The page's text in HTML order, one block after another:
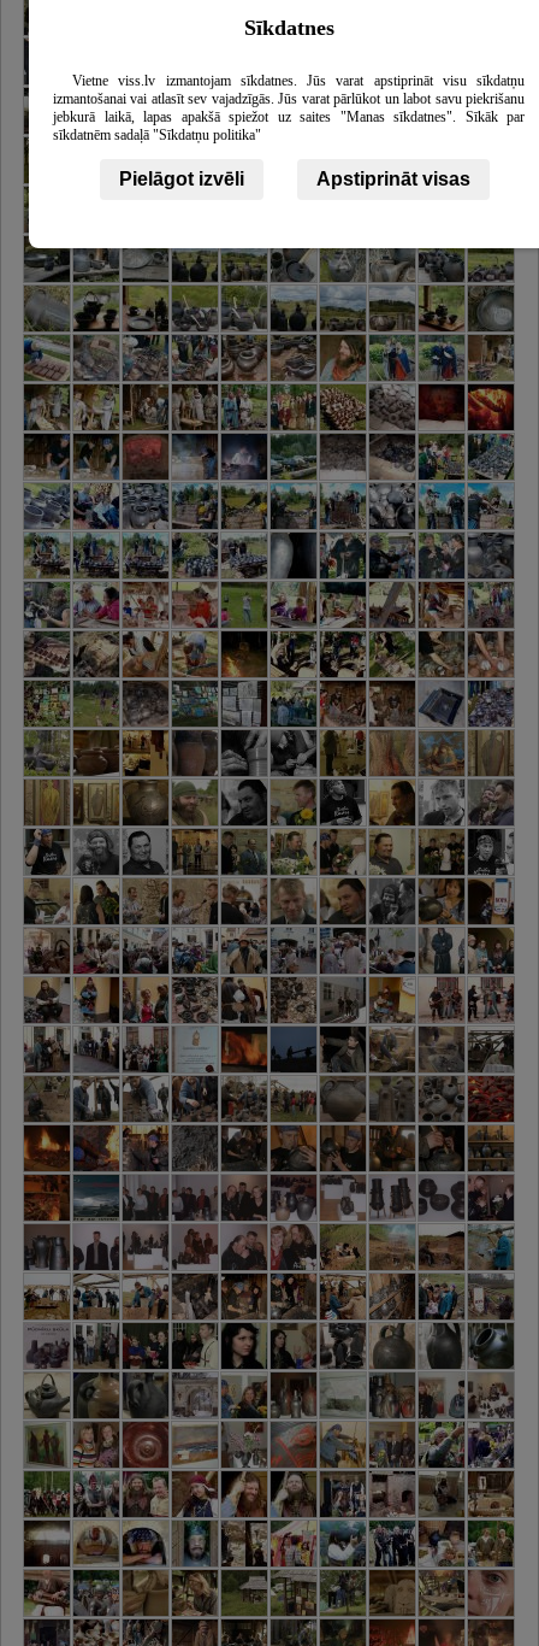
Sīkdatnes
Vietne viss.lv izmantojam sīkdatnes. Jūs varat apstiprināt visu sīkdatņu
izmantošanai vai atlasīt sev vajadzīgās. Jūs varat pārlūkot un labot savu piekrišanu
jebkurā laikā, lapas apakšā spiežot uz saites "Manas sīkdatnes". Sīkāk par
sīkdatnēm sadaļā "Sīkdatņu politika"
Pielāgot izvēli Apstiprināt visas